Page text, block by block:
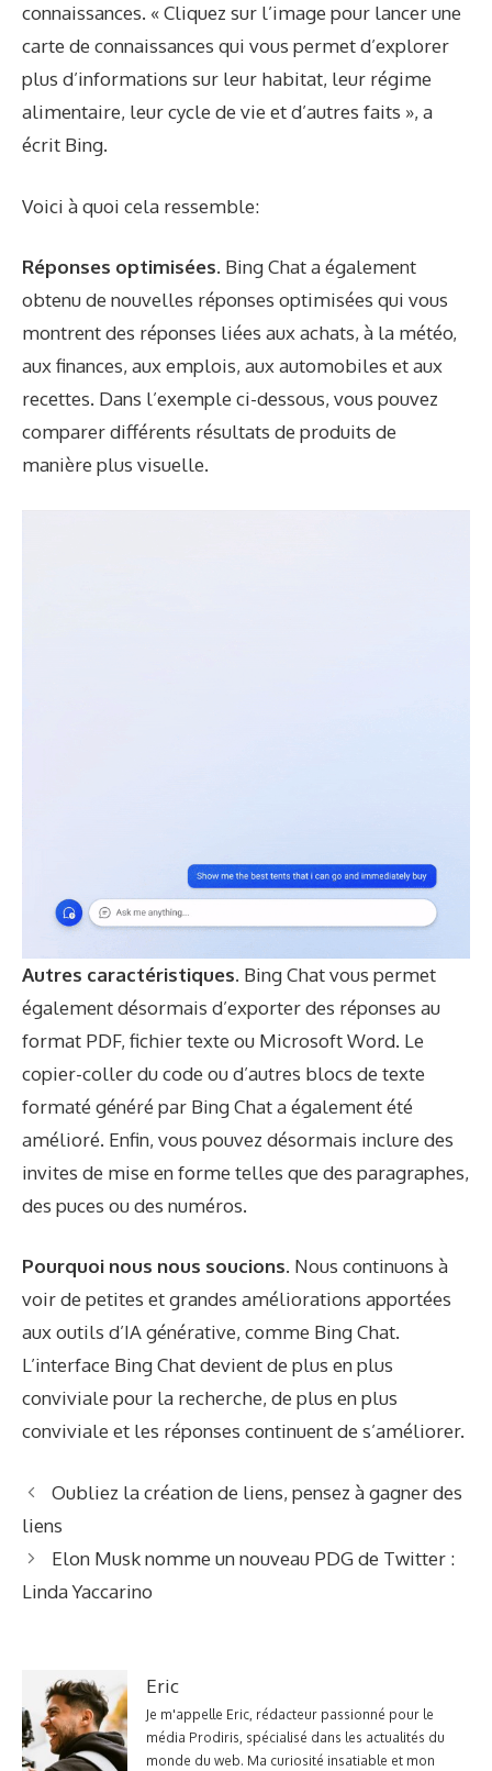
connaissances. « Cliquez sur l’image pour lancer une
carte de connaissances qui vous permet d’explorer
plus d’informations sur leur habitat, leur régime
alimentaire, leur cycle de vie et d’autres faits », a
écrit Bing.
Voici à quoi cela ressemble:
Réponses optimisées. Bing Chat a également
obtenu de nouvelles réponses optimisées qui vous
montrent des réponses liées aux achats, à la météo,
aux finances, aux emplois, aux automobiles et aux
recettes. Dans l’exemple ci-dessous, vous pouvez
comparer différents résultats de produits de
manière plus visuelle.
Autres caractéristiques. Bing Chat vous permet
également désormais d’exporter des réponses au
format PDF, fichier texte ou Microsoft Word. Le
copier-coller du code ou d’autres blocs de texte
formaté généré par Bing Chat a également été
amélioré. Enfin, vous pouvez désormais inclure des
invites de mise en forme telles que des paragraphes,
des puces ou des numéros.
Pourquoi nous nous soucions. Nous continuons à
voir de petites et grandes améliorations apportées
aux outils d’IA générative, comme Bing Chat.
L’interface Bing Chat devient de plus en plus
conviviale pour la recherche, de plus en plus
conviviale et les réponses continuent de s’améliorer.
Oubliez la création de liens, pensez à gagner des
liens
Elon Musk nomme un nouveau PDG de Twitter :
Linda Yaccarino
Eric
Je m'appelle Eric, rédacteur passionné pour le
média Prodiris, spécialisé dans les actualités du
monde du web. Ma curiosité insatiable et mon